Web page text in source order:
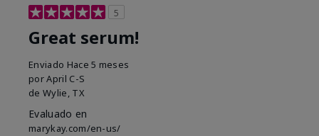
5
Great serum!
Enviado Hace 5 meses
porApril C-S
de Wylie, TX
Evaluado en
marykay.com/en-us/